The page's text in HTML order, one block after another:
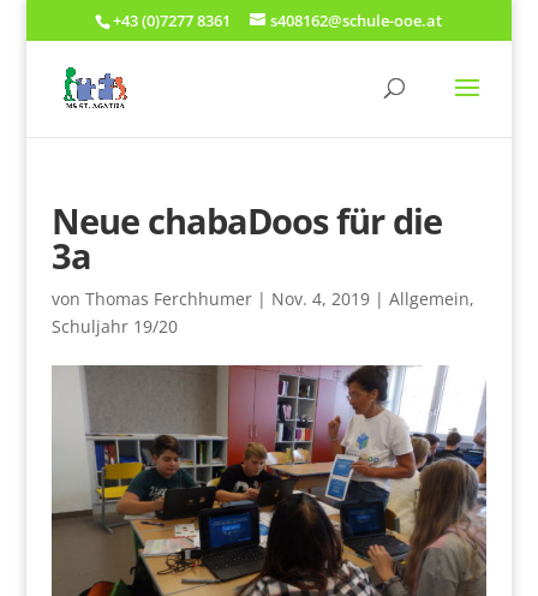
+43 (0)7277 8361 s408162@schule-ooe.at
Neue chabaDoos für die
3a
von Thomas Ferchhumer| Nov. 4, 2019| Allgemein,
Schuljahr 19/20